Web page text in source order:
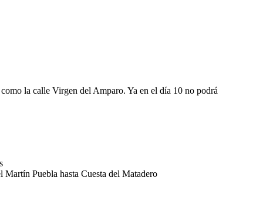
la calle Virgen del Amparo. Ya en el día 10 no podrá
Martín Puebla hasta Cuesta del Matadero